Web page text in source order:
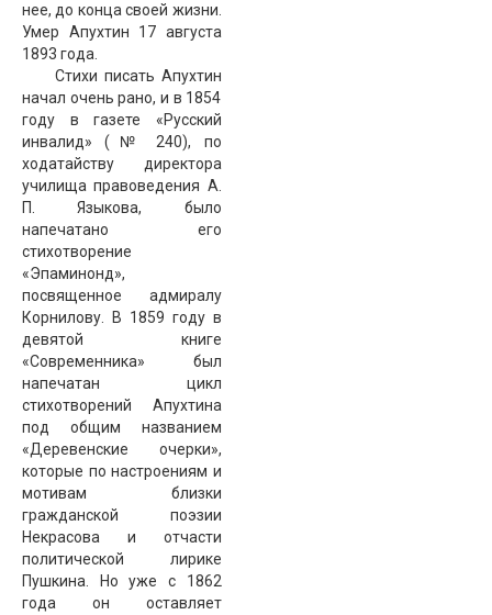
нее, до конца своей жизни.
Умер Апухтин 17 августа
1893 года.
Стихи писать Апухтин
начал очень рано, и в 1854
году в газете «Русский
инвалид» (№ 240), по
ходатайству директора
училища правоведения А.
П. Языкова, было
напечатано его
стихотворение
«Эпаминонд»,
посвященное адмиралу
Корнилову. В 1859 году в
девятой книге
«Современника» был
напечатан цикл
стихотворений Апухтина
под общим названием
«Деревенские очерки»,
которые по настроениям и
мотивам близки
гражданской поэзии
Некрасова и отчасти
политической лирике
Пушкина. Но уже с 1862
года он оставляет